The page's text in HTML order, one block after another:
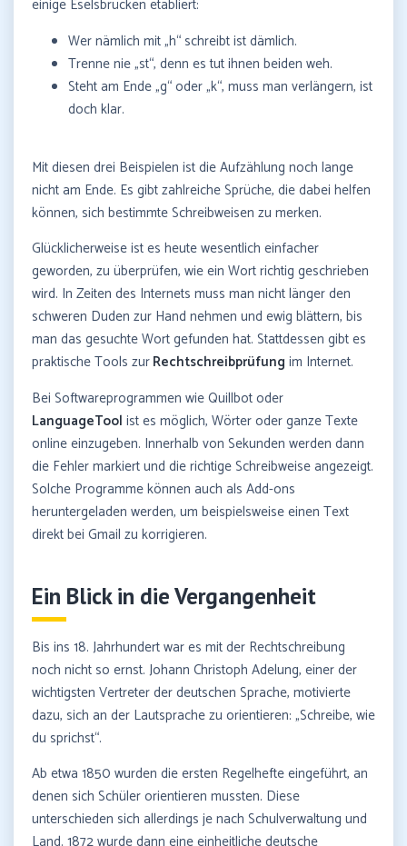
einige Eselsbrücken etabliert:
Wer nämlich mit „h“ schreibt ist dämlich.
Trenne nie „st“, denn es tut ihnen beiden weh.
Steht am Ende „g“ oder „k“, muss man verlängern, ist
doch klar.
Mit diesen drei Beispielen ist die Aufzählung noch lange
nicht am Ende. Es gibt zahlreiche Sprüche, die dabei helfen
können, sich bestimmte Schreibweisen zu merken.
Glücklicherweise ist es heute wesentlich einfacher
geworden, zu überprüfen, wie ein Wort richtig geschrieben
wird. In Zeiten des Internets muss man nicht länger den
schweren Duden zur Hand nehmen und ewig blättern, bis
man das gesuchte Wort gefunden hat. Stattdessen gibt es
praktische Tools zurRechtschreibprüfung im Internet.
Bei Softwareprogrammen wie Quillbot oder
LanguageTool ist es möglich, Wörter oder ganze Texte
online einzugeben. Innerhalb von Sekunden werden dann
die Fehler markiert und die richtige Schreibweise angezeigt.
Solche Programme können auch als Add-ons
heruntergeladen werden, um beispielsweise einen Text
direkt bei Gmail zu korrigieren.
Ein Blick in dieVergangenheit
Bis ins 18. Jahrhundert war es mit der Rechtschreibung
noch nicht so ernst. Johann Christoph Adelung, einer der
wichtigsten Vertreter der deutschen Sprache, motivierte
dazu, sich an der Lautsprache zu orientieren: „Schreibe, wie
du sprichst“.
Ab etwa 1850 wurden die ersten Regelhefte eingeführt, an
denen sich Schüler orientieren mussten. Diese
unterschieden sich allerdings je nach Schulverwaltung und